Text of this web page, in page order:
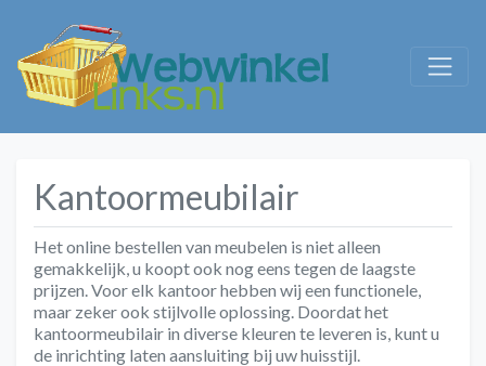
Kantoormeubilair
Het online bestellen van meubelen is niet alleen
gemakkelijk, u koopt ook nog eens tegen de laagste
prijzen. Voor elk kantoor hebben wij een functionele,
maar zeker ook stijlvolle oplossing. Doordat het
kantoormeubilair in diverse kleuren te leveren is, kunt u
de inrichting laten aansluiting bij uw huisstijl.